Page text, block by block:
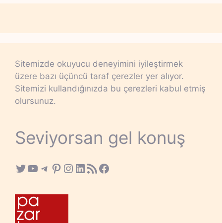
Sitemizde okuyucu deneyimini iyileştirmek
üzere bazı üçüncü taraf çerezler yer alıyor.
Sitemizi kullandığınızda bu çerezleri kabul etmiş
olursunuz.
Seviyorsan gel konuş
Twitter
YouTube
Telegram
Pinterest
Instagram
LinkedIn
RSS FeedFacebook